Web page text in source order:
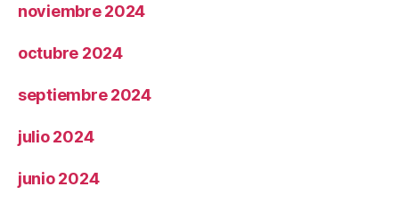
noviembre 2024
octubre 2024
septiembre 2024
julio 2024
junio 2024